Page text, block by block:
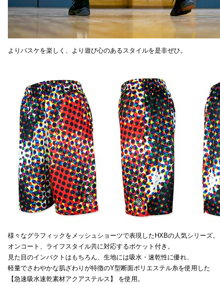
よりバスケを楽しく、より遊び心のあるスタイルを是非ぜひ。
様々なグラフィックをメッシュショーツで表現したHXBの人気シリーズ。
オンコート、ライフスタイル共に対応するポケット付き。
見た目のインパクトはもちろん、生地には吸水・速乾性に優れ、
軽量でさわやかな肌ざわりが特徴のY型断面ポリエステル糸を使用した
【急速吸水速乾素材アクアステルス】 を使用。